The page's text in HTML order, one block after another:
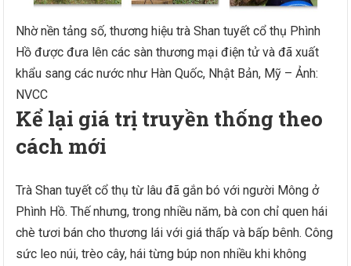
Nhờ nền tảng số, thương hiệu trà Shan tuyết cổ thụ Phình
Hồ được đưa lên các sàn thương mại điện tử và đã xuất
khẩu sang các nước như Hàn Quốc, Nhật Bản, Mỹ – Ảnh:
NVCC
Kể lại giá trị truyền thống theo
cách mới
Trà Shan tuyết cổ thụ từ lâu đã gắn bó với người Mông ở
Phình Hồ. Thế nhưng, trong nhiều năm, bà con chỉ quen hái
chè tươi bán cho thương lái với giá thấp và bấp bênh. Công
sức leo núi, trèo cây, hái từng búp non nhiều khi không